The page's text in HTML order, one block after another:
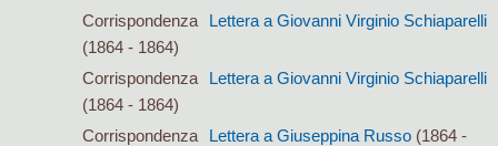
Corrispondenza
Lettera a Giovanni Virginio Schiaparelli
(1864 - 1864)
Corrispondenza
Lettera a Giovanni Virginio Schiaparelli
(1864 - 1864)
Corrispondenza
Lettera a Giuseppina Russo (1864 -